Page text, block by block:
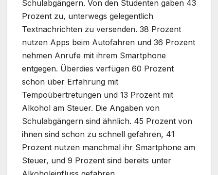
Schulabgängern. Von den Studenten gaben 43
Prozent zu, unterwegs gelegentlich
Textnachrichten zu versenden. 38 Prozent
nutzen Apps beim Autofahren und 36 Prozent
nehmen Anrufe mit ihrem Smartphone
entgegen. Überdies verfügen 60 Prozent
schon über Erfahrung mit
Tempoübertretungen und 13 Prozent mit
Alkohol am Steuer. Die Angaben von
Schulabgängern sind ähnlich. 45 Prozent von
ihnen sind schon zu schnell gefahren, 41
Prozent nutzen manchmal ihr Smartphone am
Steuer, und 9 Prozent sind bereits unter